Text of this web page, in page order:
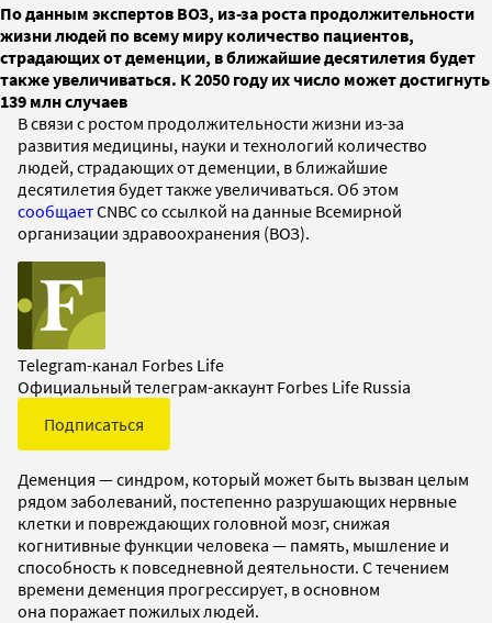
По данным экспертов ВОЗ, из-за роста продолжительности
жизни людей по всему миру количество пациентов,
страдающих от деменции, в ближайшие десятилетия будет
также увеличиваться. К 2050 году их число может достигнуть
139 млн случаев
В связи с ростом продолжительности жизни из-за
развития медицины, науки и технологий количество
людей, страдающих от деменции, в ближайшие
десятилетия будет также увеличиваться. Об этом
сообщаетCNBC со ссылкой на данные Всемирной
организации здравоохранения (ВОЗ).
Telegram-канал Forbes Life
Официальный телеграм-аккаунт Forbes Life Russia
Подписаться
Деменция — синдром, который может быть вызван целым
рядом заболеваний, постепенно разрушающих нервные
клетки и повреждающих головной мозг, снижая
когнитивные функции человека — память, мышление и
способность к повседневной деятельности. С течением
времени деменция прогрессирует, в основном
она поражает пожилых людей.